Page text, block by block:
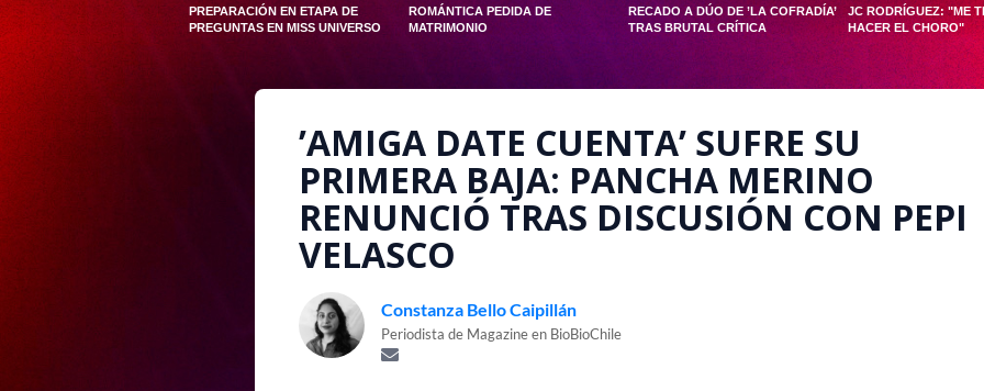
PREPARACIÓN EN ETAPA DE
PREGUNTAS EN MISS UNIVERSO
ROMÁNTICA PEDIDA DE
MATRIMONIO
RECADO A DÚO DE ’LA COFRADÍA’
TRAS BRUTAL CRÍTICA
JC RODRÍGUEZ: "ME
HACER EL CHORO"
’AMIGA DATE CUENTA’ SUFRE SU
PRIMERA BAJA: PANCHA MERINO
RENUNCIÓ TRAS DISCUSIÓN CON PEPI
VELASCO
Constanza Bello Caipillán
Periodista de Magazine en BioBioChile